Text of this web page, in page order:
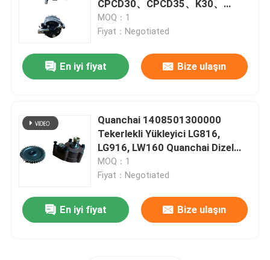
SDLG parçaları
Shantui Parçaları
CPCD30、CPCD35、K30、
FD30、FD35、LG30DT
MOQ：1
Fiyat：Negotiated
En iyi fiyat Bize ulaşın
Quanchai 1408501300000
Tekerlekli Yükleyici LG816,
LG916, LW160 Quanchai Dizel
Motor Grubu QC485, QC485Q,
QC485ZLQ, QC485ZQ için Yağ
MOQ：1
Fiyat：Negotiated
En iyi fiyat Bize ulaşın